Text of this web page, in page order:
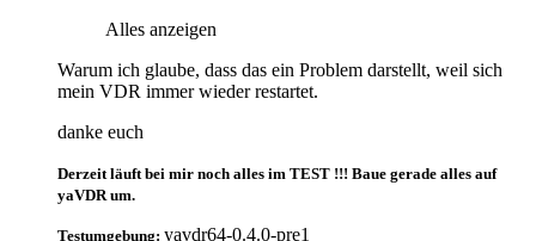
Alles anzeigen
Warum ich glaube, dass das ein Problem darstellt, weil sich
mein VDR immer wieder restartet.
danke euch
Derzeit läuft bei mir noch alles im TEST !!! Baue gerade alles auf
yaVDR um.
Testumgebung: yavdr64-0.4.0-pre1